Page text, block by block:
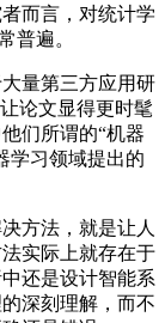
而言，对统计学
普遍。
量第三方应用研
论文显得更时髦
们所谓的“机器
学习领域提出的
方法，就是让人
实际上就存在于
还是设计智能系
深刻理解，而不